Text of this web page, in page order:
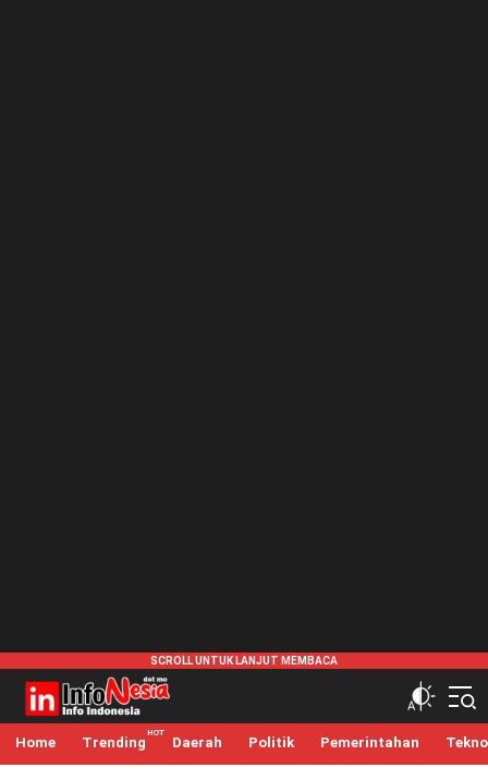
infonesia.me
Info Indonesia
Home Trending Daerah Politik Pemerintahan Tekno